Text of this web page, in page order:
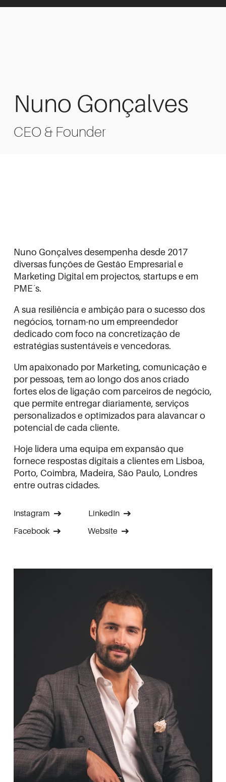
Nuno Gonçalves
CEO & Founder
Nuno Gonçalves desempenha desde 2017
diversas funções de Gestão Empresarial e
Marketing Digital em projectos, startups e em
PME´s.
A sua resiliência e ambição para o sucesso dos
negócios, tornam-no um empreendedor
dedicado com foco na concretização de
estratégias sustentáveis e vencedoras.
Um apaixonado por Marketing, comunicação e
por pessoas, tem ao longo dos anos criado
fortes elos de ligação com parceiros de negócio,
que permite entregar diariamente, serviços
personalizados e optimizados para alavancar o
potencial de cada cliente.
Hoje lidera uma equipa em expansão que
fornece respostas digitais a clientes em Lisboa,
Porto, Coimbra, Madeira, São Paulo, Londres
entre outras cidades.
Instagram
LinkedIn
Facebook
Website